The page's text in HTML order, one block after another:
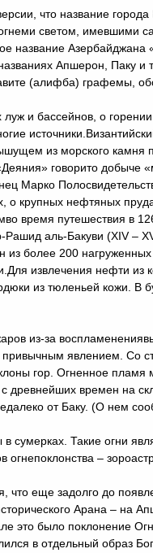
что название города
светом, имевшими
название Азербайджана
Апшерон, Паку и
(алифба) графемы,
и бассейнов, о
из морского
говорито добыче
Марко
о крупных нефтяных
время путешествия в
аль-Бакуви (XIV –
из более 200
извлечения нефти из
из тюленьей кожи. В
из-за
явлением. Со
гор. Огненное пламя
древнейших времен на
от Баку. (О нем
сумерках. Такие огни
–
что еще задолго до
Арана – на
это было поклонение
в отдельный образ